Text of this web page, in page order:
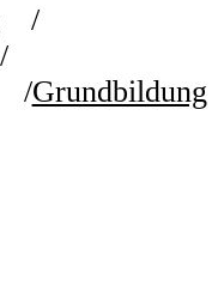
Grundbildung